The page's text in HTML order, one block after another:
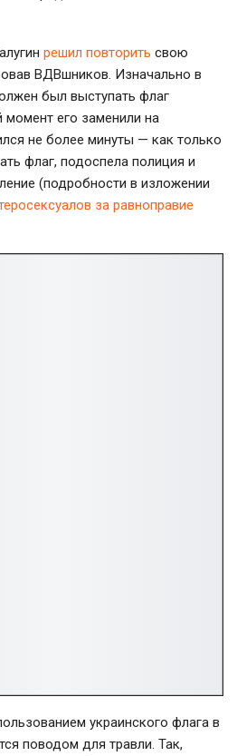
решил повторить свою
ВДВшников. Изначально в
был выступать флаг
его заменили на
не более минуты — как только
флаг, подоспела полиция и
(подробности в изложении
за равноправие
украинского флага в
поводом для травли. Так,